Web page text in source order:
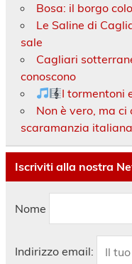
Bosa: il borgo
Le Saline di
sale
Cagliari
conoscono
I tormentoni
Non è vero, ma
scaramanzia italiana
Iscriviti alla nostra
Nome
Indirizzo email: